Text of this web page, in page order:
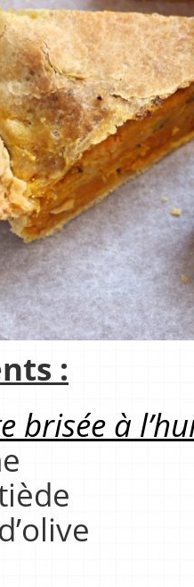
:
brisée à